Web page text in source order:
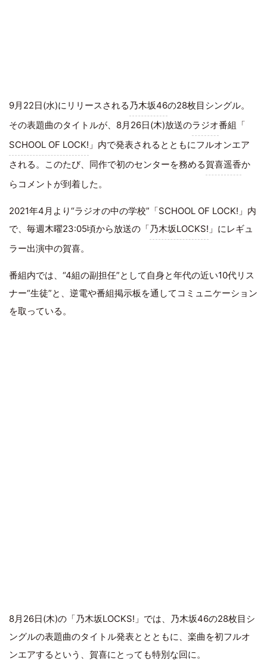
9月22日(水)にリリースされる 乃木坂46の28枚目シングル。
その表題曲のタイトルが、8月26日(木)放送のラジオ番組「
SCHOOL OF LOCK! 」内で発表されるとともにフルオンエア
される。このたび、同作で初のセンターを務める賀喜遥香か
らコメントが到着した。
2021年4月より“ラジオの中の学校”「SCHOOL OF LOCK!」内
で、毎週木曜23:05頃から放送の「乃木坂LOCKS! 」にレギュ
ラー出演中の賀喜。
番組内では、“4組の副担任”として自身と年代の近い10代リス
ナー“生徒”と、逆電や番組掲示板を通してコミュニケーション
を取っている。
8月26日(木)の「乃木坂LOCKS!」では、乃木坂46の28枚目シ
ングルの表題曲のタイトル発表ととともに、楽曲を初フルオ
ンエアするという、賀喜にとっても特別な回に。